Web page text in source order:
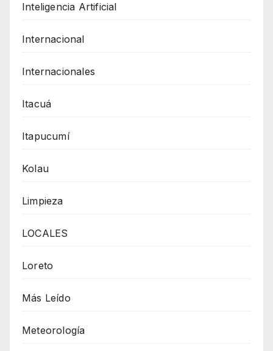
Inteligencia Artificial
Internacional
Internacionales
Itacuá
Itapucumí
Kolau
Limpieza
LOCALES
Loreto
Más Leído
Meteorología